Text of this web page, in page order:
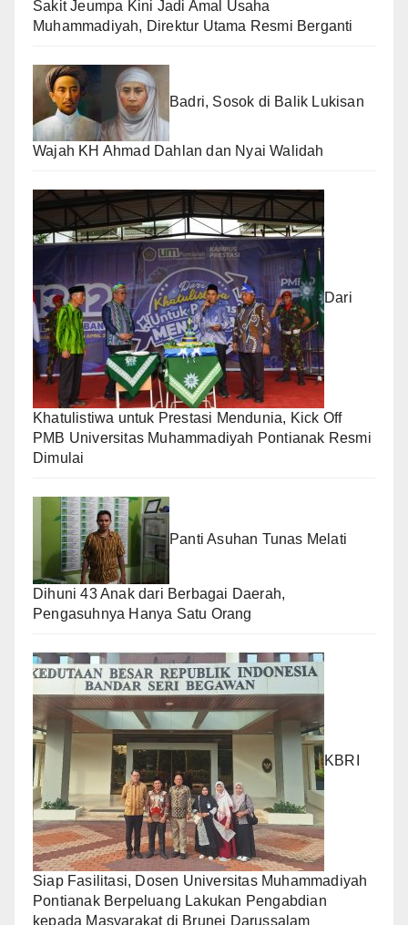
Sakit Jeumpa Kini Jadi Amal Usaha
Muhammadiyah, Direktur Utama Resmi Berganti
Badri, Sosok di Balik Lukisan
Wajah KH Ahmad Dahlan dan Nyai Walidah
Dari
Khatulistiwa untuk Prestasi Mendunia, Kick Off
PMB Universitas Muhammadiyah Pontianak Resmi
Dimulai
Panti Asuhan Tunas Melati
Dihuni 43 Anak dari Berbagai Daerah,
Pengasuhnya Hanya Satu Orang
KBRI
Siap Fasilitasi, Dosen Universitas Muhammadiyah
Pontianak Berpeluang Lakukan Pengabdian
kepada Masyarakat di Brunei Darussalam